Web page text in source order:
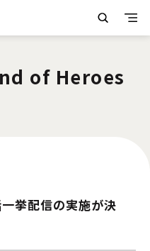
of Heroes
挙配信の実施が決